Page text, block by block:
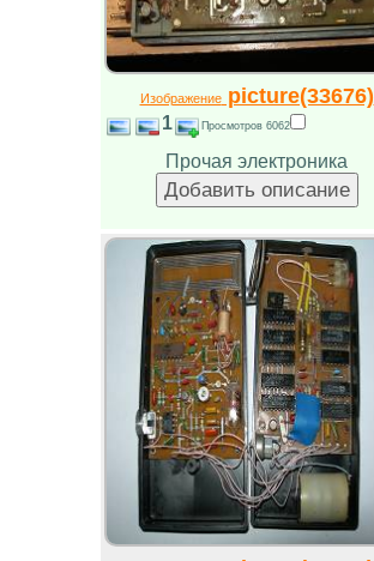
Изображениеpicture(33676)
1 Просмотров 6062
Прочая электроника